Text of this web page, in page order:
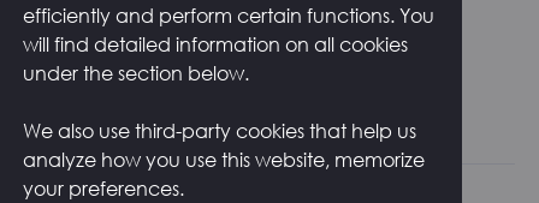
efficiently and perform certain functions. You
will find detailed information on all cookies
under the section below.
We also use third-party cookies that help us
analyze how you use this website, memorize
your preferences.